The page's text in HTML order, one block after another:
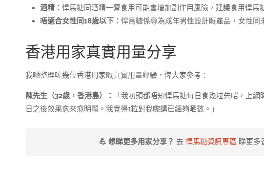
酒精： 悍馬糖同酒精一齊食用可能會增加副作用風險，建議食用悍馬
唔適合女性同18歲以下： 悍馬糖係專為成年男性設計嘅產品，女性同
香港用家真實用量分享
我哋整理咗幾位香港用家嘅真實用量經驗，俾大家參考：
陳先生（32歲，香港島）：
「我初頭都唔知悍馬糖每日食幾粒先啱，上
日之後效果愈來愈明顯。我覺得1粒對我嚟講已經夠晒數。」
💪 想睇更多用家分享？ 去 悍馬糖資訊專區 睇更多